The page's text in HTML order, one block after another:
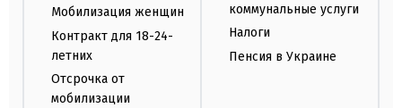
Мобилизация женщин
Контракт для 18-24-
летних
Отсрочка от
мобилизации
коммунальные услуги
Налоги
Пенсия в Украине